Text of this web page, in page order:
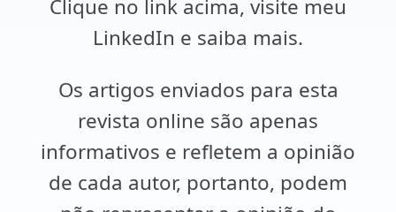
Clique no link acima, visite meu
LinkedIn e saiba mais.
Os artigos enviados para esta
revista online são apenas
informativos e refletem a opinião
de cada autor, portanto, podem